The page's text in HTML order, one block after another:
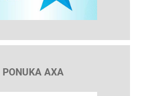
PONUKA AXA